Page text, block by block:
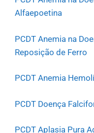
Alfaepoetina
PCDT Anemia na
Reposição de Ferro
PCDT Anemia
PCDT Doença
PCDT Aplasia Pura